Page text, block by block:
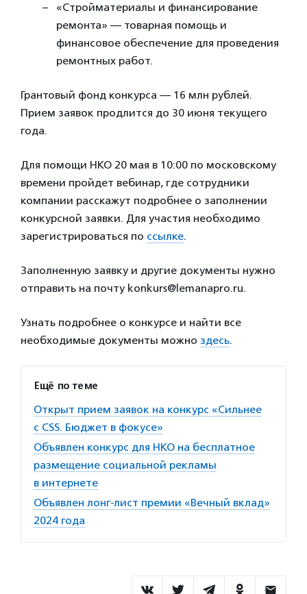
«Стройматериалы и финансирование
ремонта» — товарная помощь и
финансовое обеспечение для проведения
ремонтных работ.
Грантовый фонд конкурса — 16 млн рублей.
Прием заявок продлится до 30 июня текущего
года.
Для помощи НКО 20 мая в 10:00 по московскому
времени пройдет вебинар, где сотрудники
компании расскажут подробнее о заполнении
конкурсной заявки. Для участия необходимо
зарегистрироваться по ссылке.
Заполненную заявку и другие документы нужно
отправить на почту konkurs@lemanapro.ru.
Узнать подробнее о конкурсе и найти все
необходимые документы можно здесь.
Ещё по теме
Открыт прием заявок на конкурс «Сильнее
с CSS. Бюджет в фокусе»
Объявлен конкурс для НКО на бесплатное
размещение социальной рекламы
в интернете
Объявлен лонг-лист премии «Вечный вклад»
2024 года